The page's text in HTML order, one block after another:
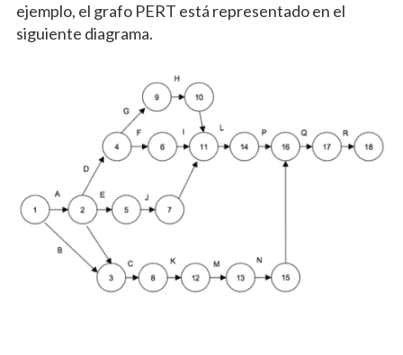
ejemplo, el grafo PERT está representado en el
siguiente diagrama.